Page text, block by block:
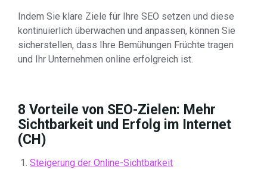
Indem Sie klare Ziele für Ihre SEO setzen und diese
kontinuierlich überwachen und anpassen, können Sie
sicherstellen, dass Ihre Bemühungen Früchte tragen
und Ihr Unternehmen online erfolgreich ist.
8 Vorteile von SEO-Zielen: Mehr
Sichtbarkeit und Erfolg im Internet
(CH)
Steigerung der Online-Sichtbarkeit